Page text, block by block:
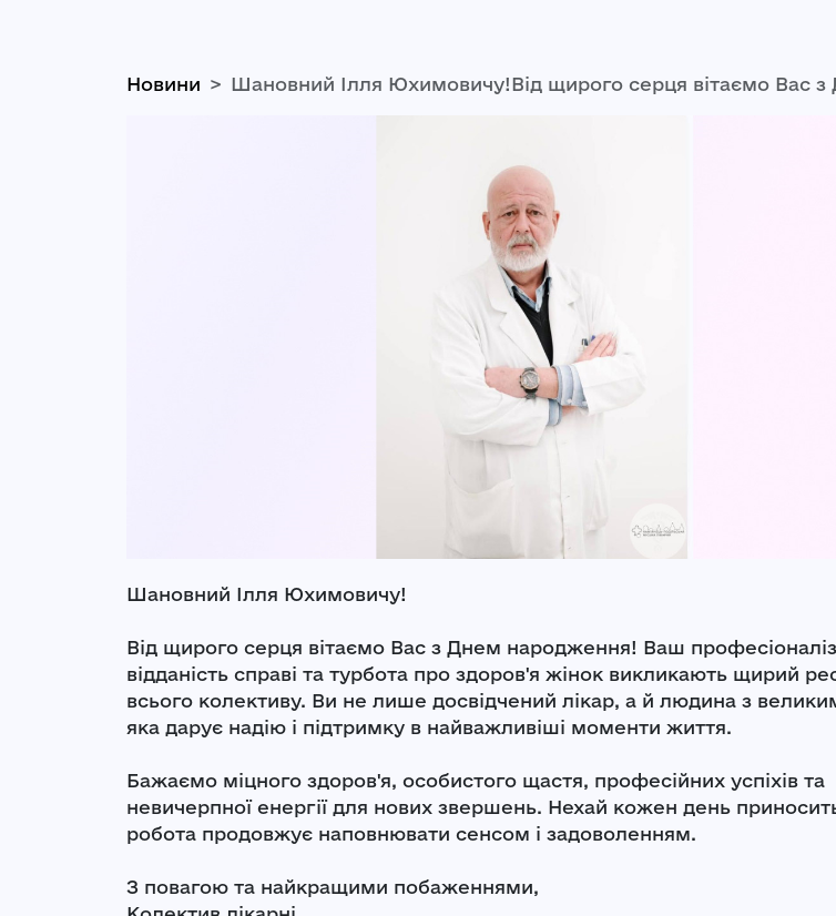
Новини Шановний Ілля Юхимовичу!Від щирого серця вітаємо Вас
Шановний Ілля Юхимовичу!
Від щирого серця вітаємо Вас з Днем народження! Ваш
відданість справі та турбота про здоров'я жінок викликають щирий
всього колективу. Ви не лише досвідчений лікар, а й людина з
яка дарує надію і підтримку в найважливіші моменти життя.
Бажаємо міцного здоров'я, особистого щастя, професійних успіхів та
невичерпної енергії для нових звершень. Нехай кожен день
робота продовжує наповнювати сенсом і задоволенням.
З повагою та найкращими побаженнями,